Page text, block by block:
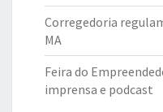
Corregedoria
MA
Feira do
imprensa e podcast